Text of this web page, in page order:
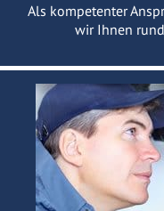
Als kompetenter
wir Ihnen